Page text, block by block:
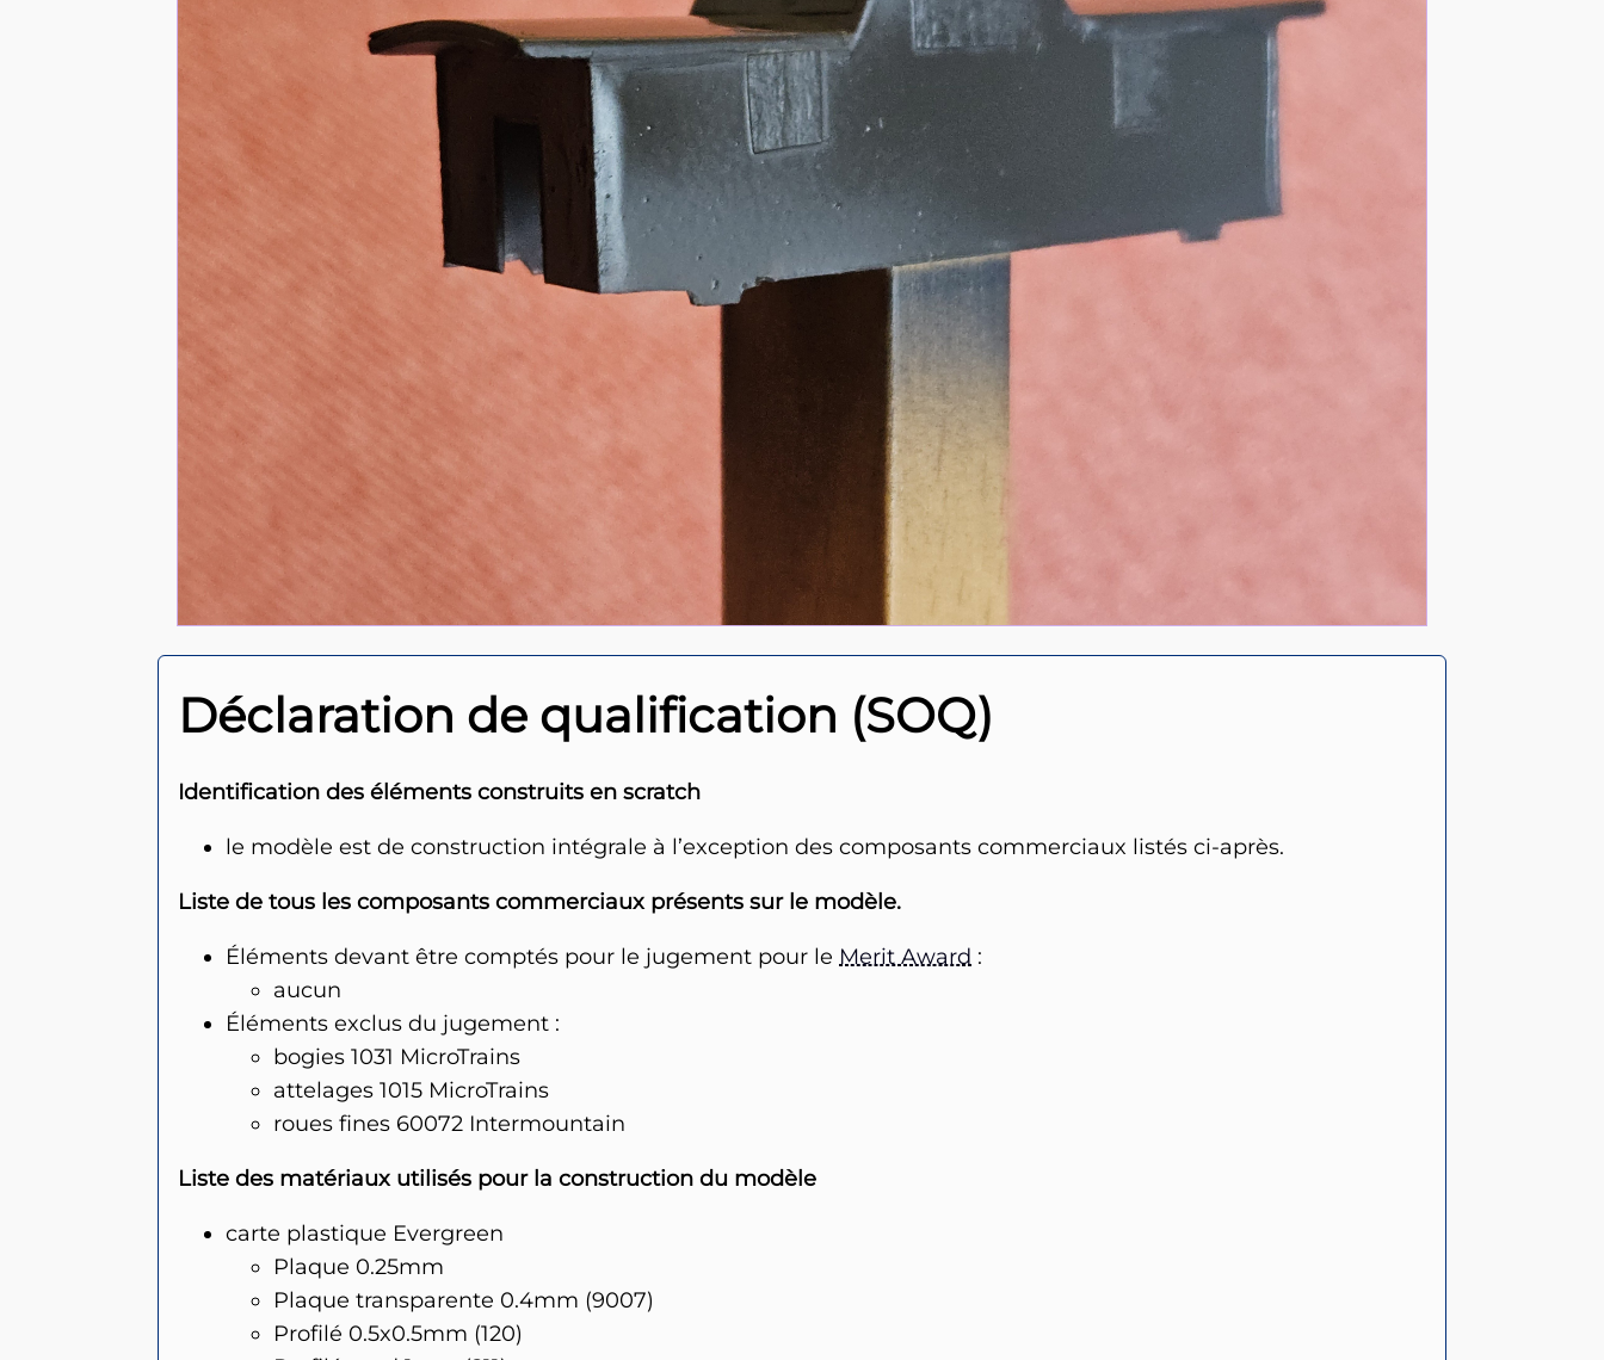
Déclaration de qualification (SOQ)
Identification des éléments construits en scratch
le modèle est de construction intégrale à l’exception des composants commerciaux listés ci-après.
Liste de tous les composants commerciaux présents sur le modèle.
Éléments devant être comptés pour le jugement pour le Merit Award :
aucun
Éléments exclus du jugement :
bogies 1031 MicroTrains
attelages 1015 MicroTrains
roues fines 60072 Intermountain
Liste des matériaux utilisés pour la construction du modèle
carte plastique Evergreen
Plaque 0.25mm
Plaque transparente 0.4mm (9007)
Profilé 0.5x0.5mm (120)